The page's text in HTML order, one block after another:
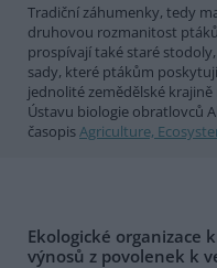
Tradiční záhumenky, tedy
druhovou rozmanitost
prospívají také staré
sady, které ptákům
jednolité zemědělské
Ústavu biologie obratlovců
časopisAgriculture,
Ekologické organizace
výnosů z povolenek k